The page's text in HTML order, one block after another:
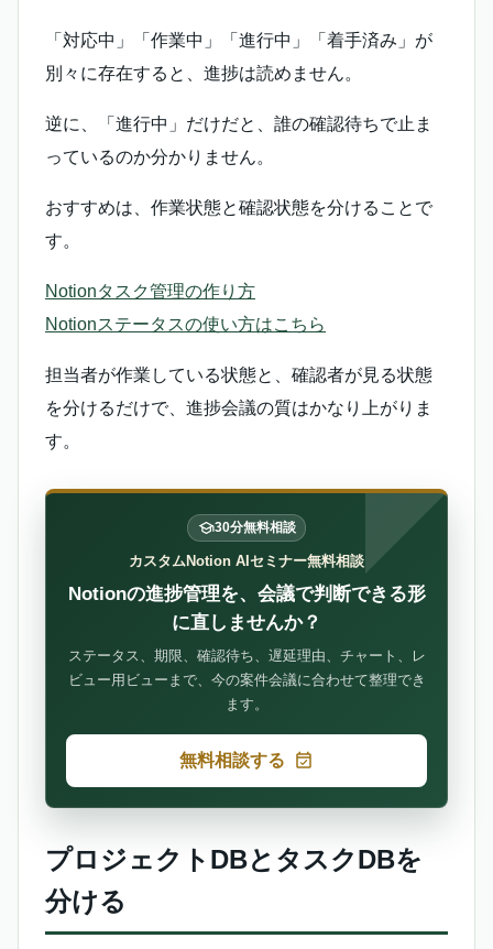
「対応中」「作業中」「進行中」「着手済み」が
別々に存在すると、進捗は読めません。
逆に、「進行中」だけだと、誰の確認待ちで止ま
っているのか分かりません。
おすすめは、作業状態と確認状態を分けることで
す。
Notionタスク管理の作り方
Notionステータスの使い方はこちら
担当者が作業している状態と、確認者が見る状態
を分けるだけで、進捗会議の質はかなり上がりま
す。
30分無料相談
カスタムNotion AIセミナー無料相談
Notionの進捗管理を、会議で判断できる形
に直しませんか？
ステータス、期限、確認待ち、遅延理由、チャート、レ
ビュー用ビューまで、今の案件会議に合わせて整理でき
ます。
無料相談する
プロジェクトDBとタスクDBを
分ける